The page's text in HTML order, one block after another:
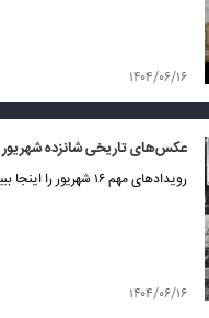
۱۴۰۴/۰۶/۱۶
عکس‌های تاریخی شانزده شهریور
رویدادهای مهم ۱۶ شهریور را اینجا ببینید
۱۴۰۴/۰۶/۱۶